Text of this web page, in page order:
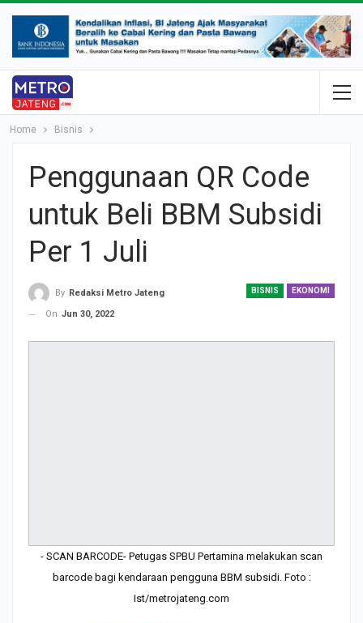
Home Bisnis
Penggunaan QR Code
untuk Beli BBM Subsidi
Per 1 Juli
BISNIS EKONOMI
By Redaksi Metro Jateng
On Jun 30, 2022
- SCAN BARCODE- Petugas SPBU Pertamina melakukan scan
barcode bagi kendaraan pengguna BBM subsidi. Foto :
Ist/metrojateng.com